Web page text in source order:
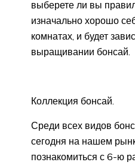
выберете ли вы
изначально хорошо
комнатах, и будет
выращивании бонсай.
Коллекция бонсай.
Среди всех видов
сегодня на нашем
познакомиться с 6-ю